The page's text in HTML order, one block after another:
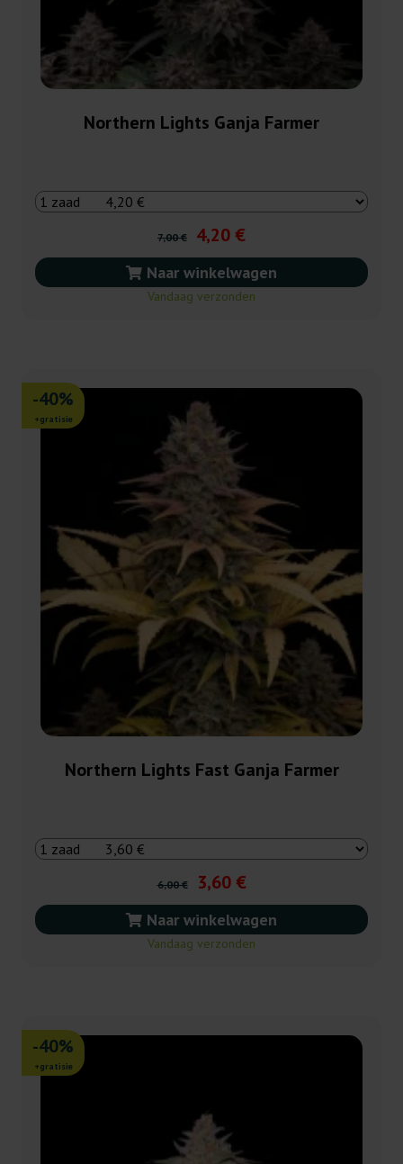
Northern Lights Ganja Farmer
7,00 € 4,20 €
Naar winkelwagen
Vandaag verzonden
-40%
+gratisie
Northern Lights Fast Ganja Farmer
6,00 € 3,60 €
Naar winkelwagen
Vandaag verzonden
-40%
+gratisie